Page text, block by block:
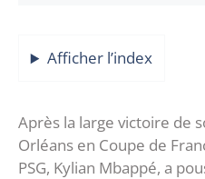
Afficher l’index
Après la large victoire de
Orléans en Coupe de
PSG, Kylian Mbappé, a